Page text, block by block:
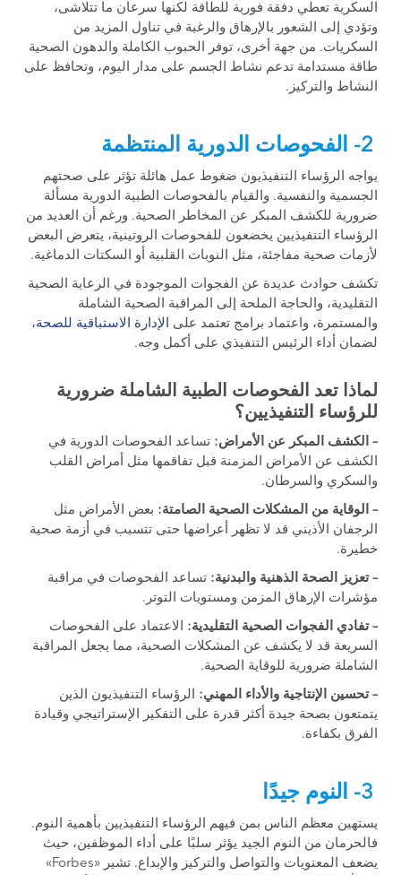
السكرية تعطي دفقة فورية للطاقة لكنها سرعان ما تتلاشى،
وتؤدي إلى الشعور بالإرهاق والرغبة في تناول المزيد من
السكريات. من جهة أخرى، توفر الحبوب الكاملة والدهون الصحية
طاقة مستدامة تدعم نشاط الجسم على مدار اليوم، وتحافظ على
النشاط والتركيز.
2- الفحوصات الدورية المنتظمة
يواجه الرؤساء التنفيذيون ضغوط عمل هائلة تؤثر على صحتهم
الجسمية والنفسية. والقيام بالفحوصات الطبية الدورية مسألة
ضرورية للكشف المبكر عن المخاطر الصحية. ورغم أن العديد من
الرؤساء التنفيذيين يخضعون للفحوصات الروتينية، يتعرض البعض
لأزمات صحية مفاجئة، مثل النوبات القلبية أو السكتات الدماغية.
تكشف حوادث عديدة عن الفجوات الموجودة في الرعاية الصحية
التقليدية، والحاجة الملحة إلى المراقبة الصحية الشاملة
والمستمرة، واعتماد برامج تعتمد على
الإدارة الاستباقية للصحة،
لضمان أداء الرئيس التنفيذي على أكمل وجه.
لماذا تعد الفحوصات الطبية الشاملة ضرورية
للرؤساء التنفيذيين؟
– الكشف المبكر عن الأمراض:تساعد الفحوصات الدورية في
الكشف عن الأمراض المزمنة قبل تفاقمها مثل أمراض القلب
والسكري والسرطان.
– الوقاية من المشكلات الصحية الصامتة: بعض الأمراض مثل
الرجفان الأذيني قد لا تظهر أعراضها حتى تتسبب في أزمة صحية
خطيرة.
– تعزيز الصحة الذهنية والبدنية: تساعد الفحوصات في مراقبة
مؤشرات الإرهاق المزمن ومستويات التوتر.
– تفادي الفجوات الصحية التقليدية: الاعتماد على الفحوصات
السريعة قد لا يكشف عن المشكلات الصحية، مما يجعل المراقبة
الشاملة ضرورية للوقاية الصحية.
– تحسين الإنتاجية والأداء المهني: الرؤساء التنفيذيون الذين
يتمتعون بصحة جيدة أكثر قدرة على التفكير الإستراتيجي وقيادة
الفرق بكفاءة.
3- النوم جيدًا
يستهين معظم الناس بمن فيهم الرؤساء التنفيذيين بأهمية النوم.
فالحرمان من النوم الجيد يؤثر سلبًا على أداء الموظفين، حيث
يضعف المعنويات والتواصل والتركيز والإبداع. تشير «Forbes»